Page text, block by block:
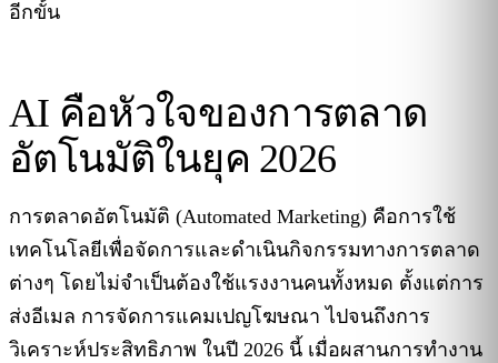
อีกขั้น
AI คือหัวใจของการตลาด
อัตโนมัติในยุค 2026
การตลาดอัตโนมัติ (Automated Marketing) คือการใช้
เทคโนโลยีเพื่อจัดการและดำเนินกิจกรรมทางการตลาด
ต่างๆ โดยไม่จำเป็นต้องใช้แรงงานคนทั้งหมด ตั้งแต่การ
ส่งอีเมล การจัดการแคมเปญโฆษณา ไปจนถึงการ
วิเคราะห์ประสิทธิภาพ ในปี 2026 นี้ เมื่อผสานการทำงาน